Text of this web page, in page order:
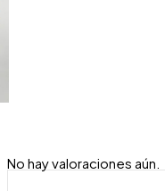
No hay valoraciones aún.